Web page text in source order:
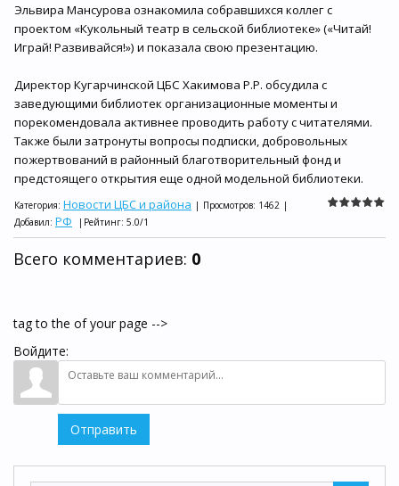
Эльвира Мансурова ознакомила собравшихся коллег с
проектом «Кукольный театр в сельской библиотеке» («Читай!
Играй! Развивайся!») и показала свою презентацию.
Директор Кугарчинской ЦБС Хакимова Р.Р. обсудила с
заведующими библиотек организационные моменты и
порекомендовала активнее проводить работу с читателями.
Также были затронуты вопросы подписки, добровольных
пожертвований в районный благотворительный фонд и
предстоящего открытия еще одной модельной библиотеки.
Категория: Новости ЦБС и района | Просмотров: 1462 |
Добавил: РФ | Рейтинг: 5.0/1
Всего комментариев: 0
tag to the of your page -->
Войдите:
Отправить